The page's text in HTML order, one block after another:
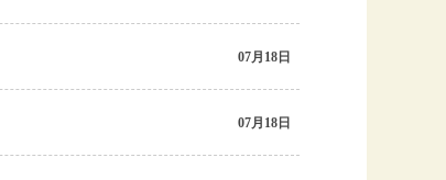
07月18日
07月18日